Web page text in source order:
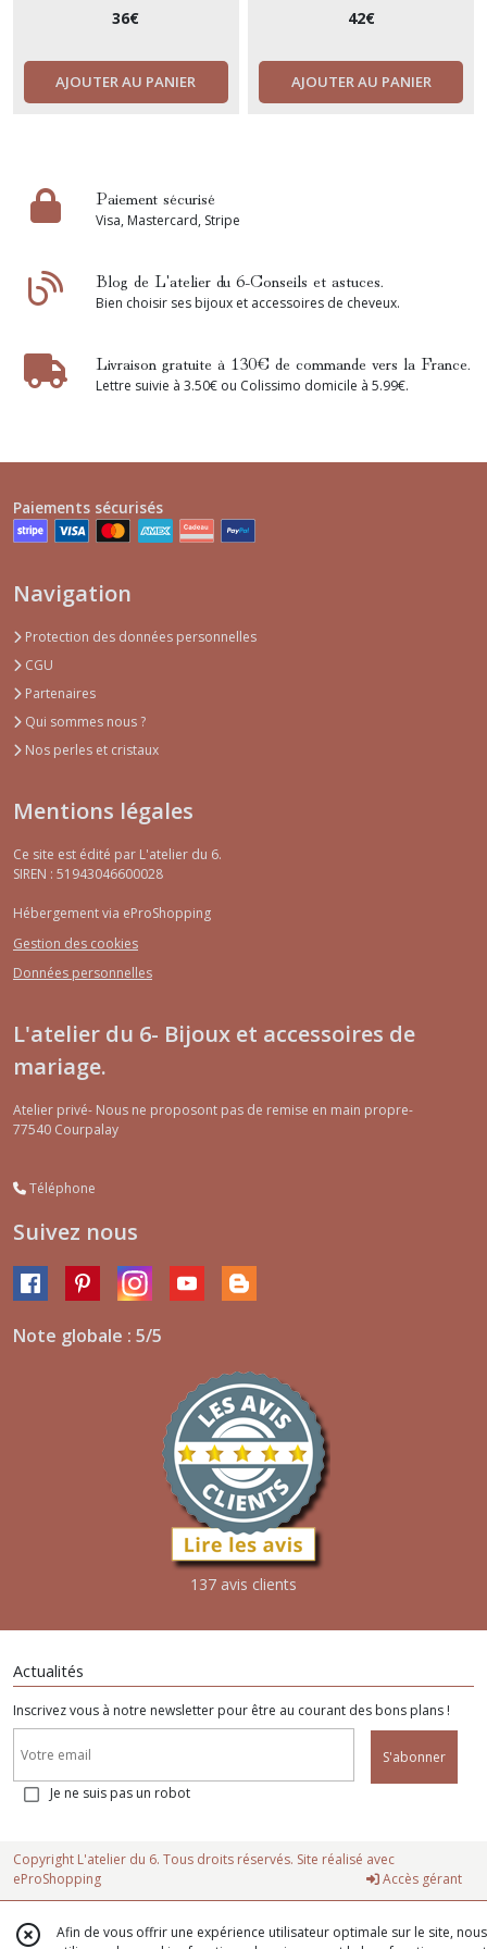
36€
AJOUTER AU PANIER
42€
AJOUTER AU PANIER
Paiement sécurisé
Visa, Mastercard, Stripe
Blog de L'atelier du 6-Conseils et astuces.
Bien choisir ses bijoux et accessoires de cheveux.
Livraison gratuite à 130€ de commande vers la France.
Lettre suivie à 3.50€ ou Colissimo domicile à 5.99€.
Paiements sécurisés
Navigation
Protection des données personnelles
CGU
Partenaires
Qui sommes nous ?
Nos perles et cristaux
Mentions légales
Ce site est édité par L'atelier du 6.
SIREN : 51943046600028
Hébergement via eProShopping
Gestion des cookies
Données personnelles
L'atelier du 6- Bijoux et accessoires de
mariage.
Atelier privé- Nous ne proposont pas de remise en main propre-
77540 Courpalay
Téléphone
Suivez nous
Note globale : 5/5
137 avis clients
Actualités
Inscrivez vous à notre newsletter pour être au courant des bons plans !
S'abonner
Je ne suis pas un robot
Copyright L'atelier du 6. Tous droits réservés. Site réalisé avec
eProShopping
Accès gérant
Afin de vous offrir une expérience utilisateur optimale sur le site, nous